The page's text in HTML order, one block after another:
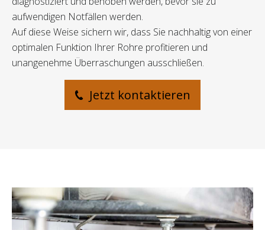
aufwendigen Notfällen werden.
Auf diese Weise sichern wir, dass Sie nachhaltig von einer
optimalen Funktion Ihrer Rohre profitieren und
unangenehme Überraschungen ausschließen.
Jetzt kontaktieren